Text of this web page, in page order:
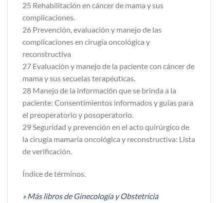
25 Rehabilitación en cáncer de mama y sus
complicaciones.
26 Prevención, evaluación y manejo de las
complicaciones en cirugía oncológica y
reconstructiva
27 Evaluación y manejo de la paciente con cáncer de
mama y sus secuelas terapéuticas.
28 Manejo de la información que se brinda a la
paciente: Consentimientos informados y guías para
el preoperatorio y posoperatorio.
29 Seguridad y prevención en el acto quirúrgico de
la cirugía mamaria oncológica y reconstructiva: Lista
de verificación.
Índice de términos.
» Más libros de Ginecología y Obstetricia